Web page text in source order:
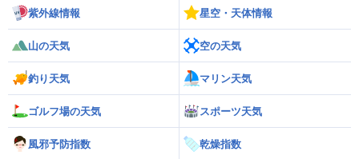
紫外線情報 星空・天体情報
山の天気 空の天気
釣り天気 マリン天気
ゴルフ場の天気 スポーツ天気
風邪予防指数 乾燥指数